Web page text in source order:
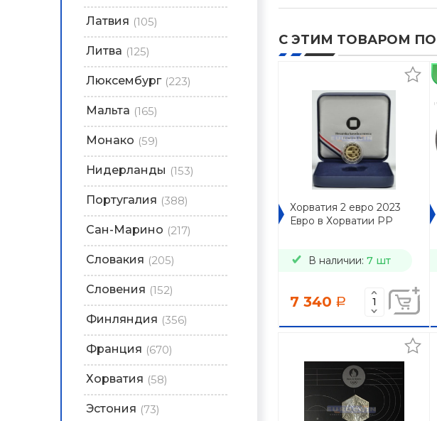
Латвия (105)
Литва (125)
Люксембург (223)
Мальта (165)
Монако (59)
Нидерланды (153)
Португалия (388)
Сан-Марино (217)
Словакия (205)
Словения (152)
Финляндия (356)
Франция (670)
Хорватия (58)
Эстония (73)
С ЭТИМ ТОВАРОМ
Хорватия 2 евро 2023
Евро в Хорватии PP
В наличии: 7 шт
7 340 a